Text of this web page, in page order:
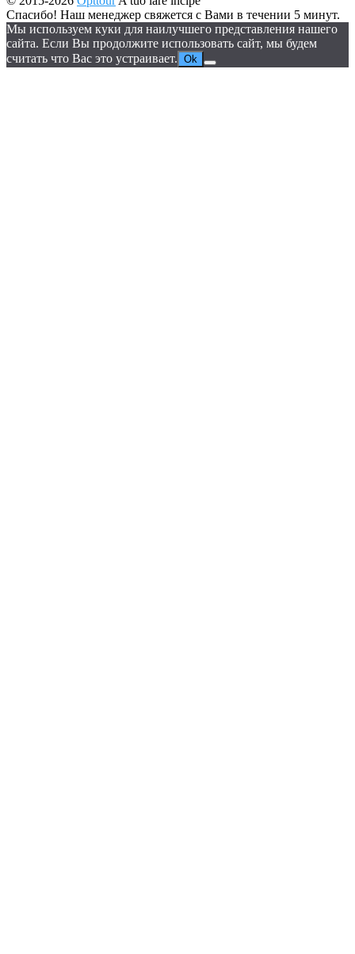
Спасибо! Наш менеджер свяжется с Вами в течении 5 минут.
Мы используем куки для наилучшего представления нашего
сайта. Если Вы продолжите использовать сайт, мы будем
считать что Вас это устраивает. Ok